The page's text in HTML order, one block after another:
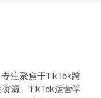
注聚焦于TikTok跨
源、TikTok运营学